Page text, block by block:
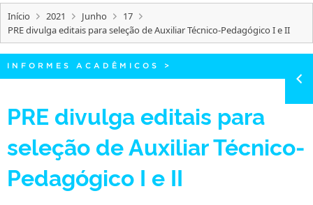
PORTARIAS
TELEFONES
Início 2021 Junho
17
PRE divulga editais para seleção de Auxiliar Técnico-Pedagógico I e II
INFORMES ACADÊMICOS >
PRE divulga editais para
seleção de Auxiliar Técnico-
Pedagógico I e II